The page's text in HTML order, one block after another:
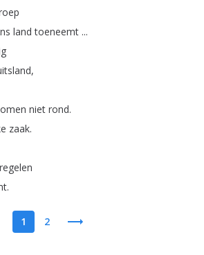
land toeneemt ...
,
niet rond.
zaak.
.
1 2